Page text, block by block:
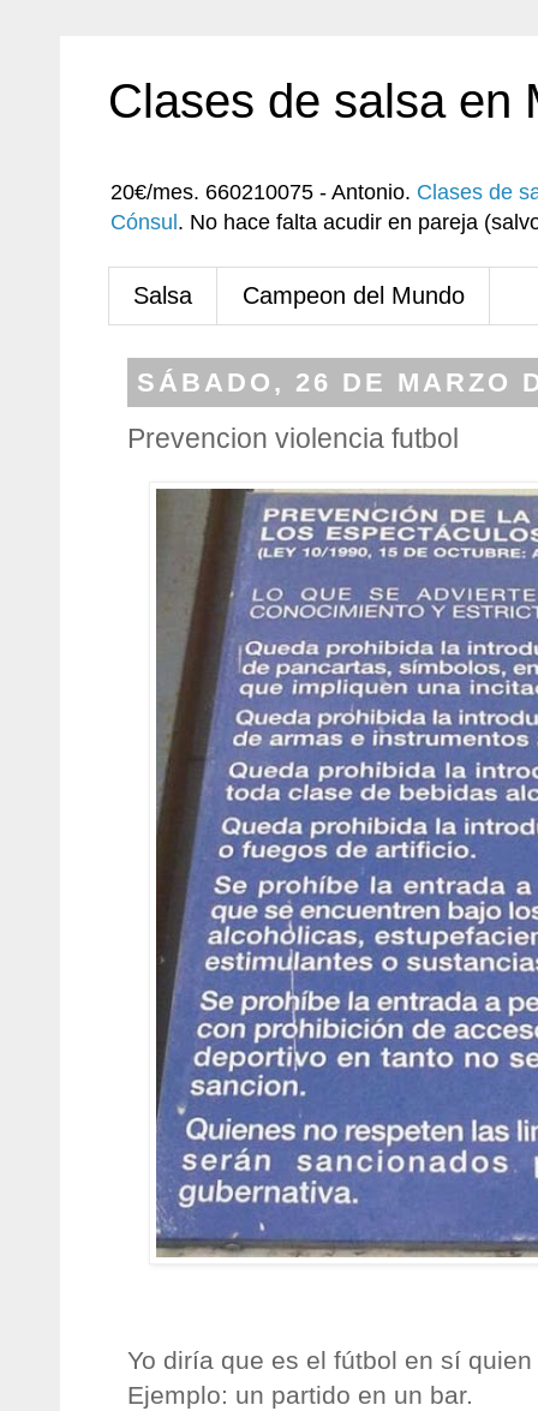
Clases de salsa en
20€/mes. 660210075 - Antonio. Clases de
Cónsul . No hace falta acudir en pareja
Salsa Campeon del Mundo
SÁBADO, 26 DE MARZO
Prevencion violencia futbol
Yo diría que es el fútbol en sí
Ejemplo: un partido en un bar.